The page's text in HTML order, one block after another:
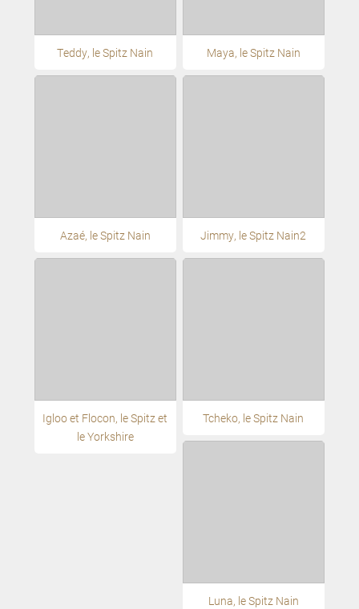
Teddy, le Spitz Nain Maya, le Spitz Nain
Azaé, le Spitz Nain Jimmy, le Spitz Nain2
Igloo et Flocon, le Spitz et
le Yorkshire
Tcheko, le Spitz Nain
Luna, le Spitz Nain